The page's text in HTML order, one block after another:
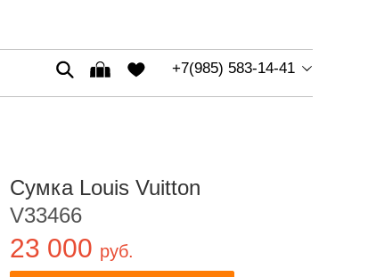
+7(985) 583-14-41
Сумка Louis Vuitton
V33466
23 000 руб.